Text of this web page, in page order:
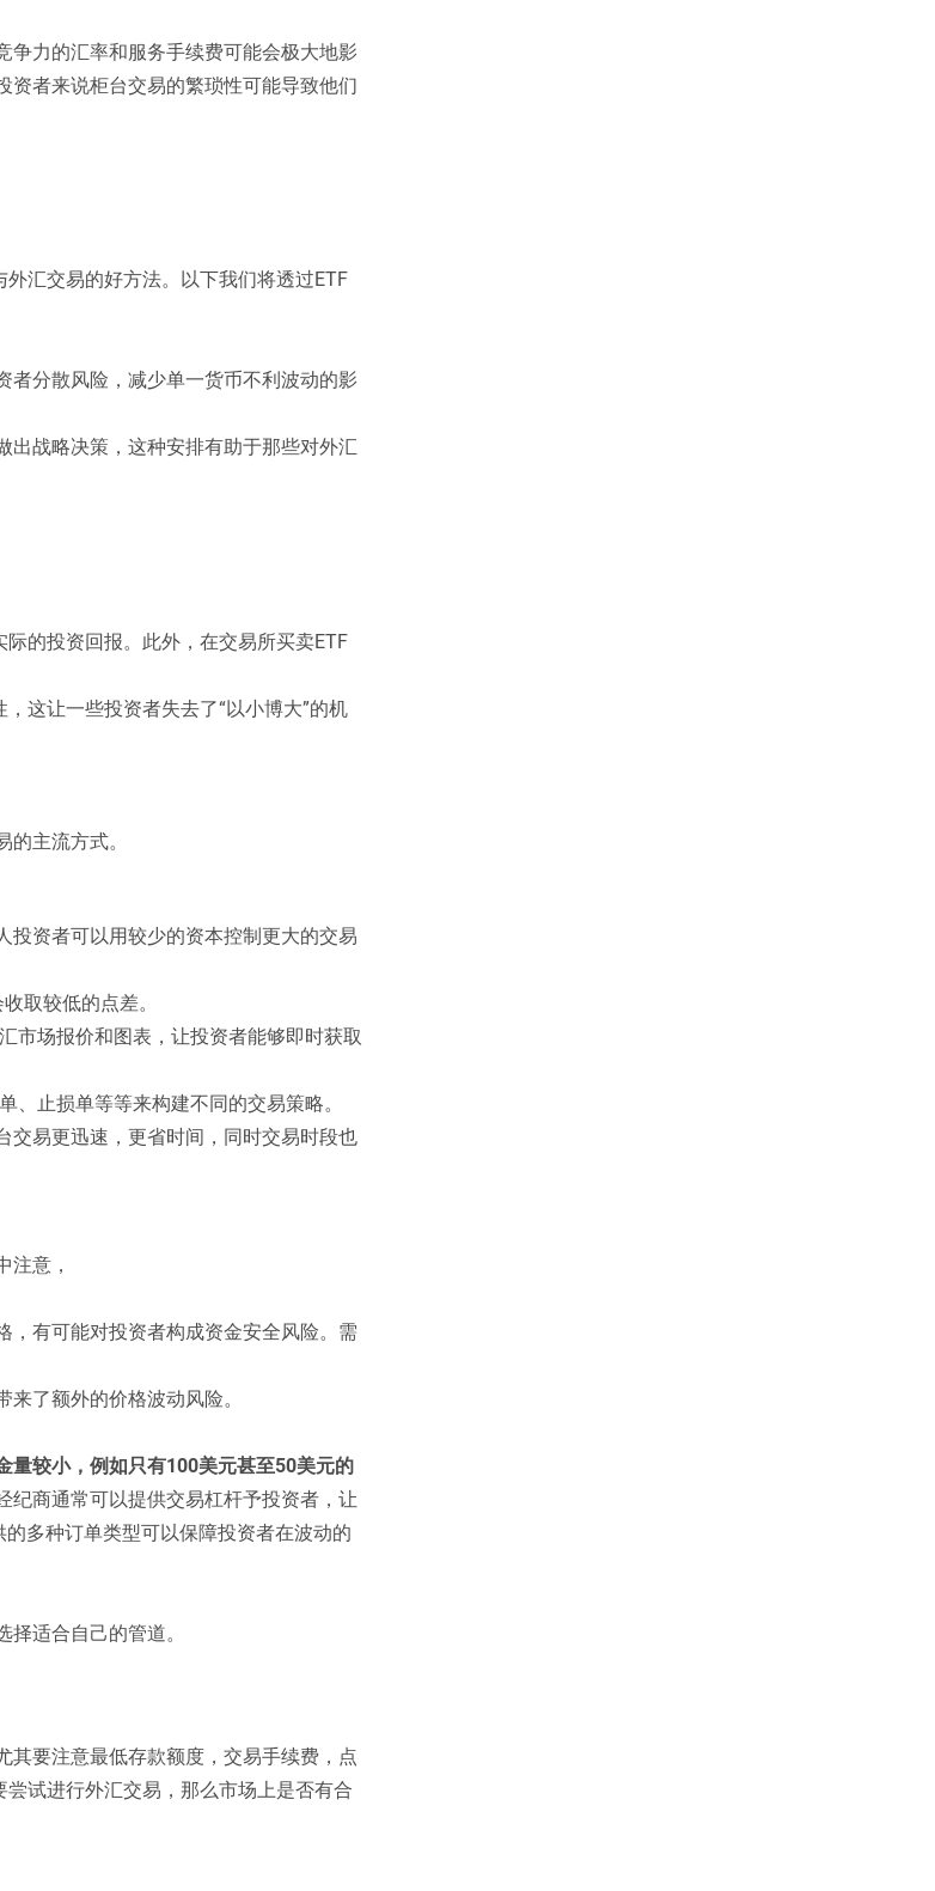
争力的汇率和服务手续费可能会极大地影
者来说柜台交易的繁琐性可能导致他们
汇交易的好方法。以下我们将透过ETF
者分散风险，减少单一货币不利波动的影
出战略决策，这种安排有助于那些对外汇
的投资回报。此外，在交易所买卖ETF
这让一些投资者失去了“以小博大”的机
主流方式。
投资者可以用较少的资本控制更大的交易
取较低的点差。
市场报价和图表，让投资者能够即时获取
止损单等等来构建不同的交易策略。
交易更迅速，更省时间，同时交易时段也
注意，
，有可能对投资者构成资金安全风险。需
了额外的价格波动风险。
量较小，例如只有100美元甚至50美元的
纪商通常可以提供交易杠杆予投资者，让
多种订单类型可以保障投资者在波动的
适合自己的管道。
其要注意最低存款额度，交易手续费，点
试进行外汇交易，那么市场上是否有合